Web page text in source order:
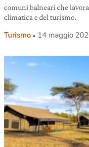
comuni balneari che
climatica e del turismo.
Turismo 14 maggio